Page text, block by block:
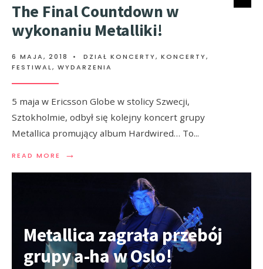
The Final Countdown w
wykonaniu Metalliki!
6 MAJA, 2018 • DZIAŁ KONCERTY, KONCERTY,
FESTIWAL, WYDARZENIA
5 maja w Ericsson Globe w stolicy Szwecji,
Sztokholmie, odbył się kolejny koncert grupy
Metallica promujący album Hardwired… To...
READ MORE →
Metallica zagrała przebój
grupy a-ha w Oslo!